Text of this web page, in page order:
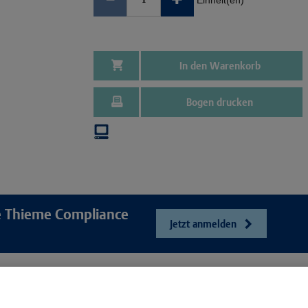
In den Warenkorb
Bogen drucken
Compliance
Jetzt anmelden